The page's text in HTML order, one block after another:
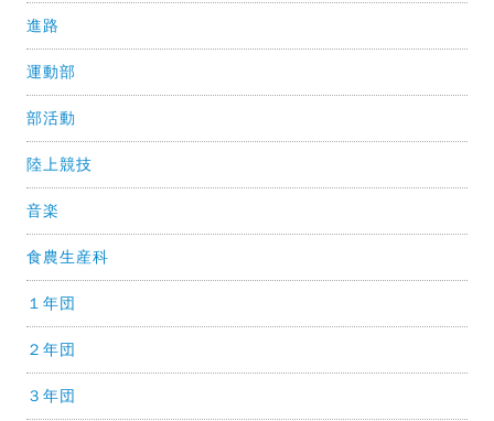
進路
運動部
部活動
陸上競技
音楽
食農生産科
１年団
２年団
３年団